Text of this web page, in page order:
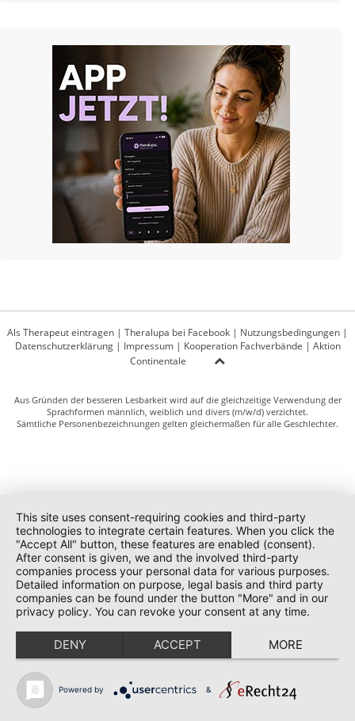
Als Therapeut eintragen | Theralupa bei Facebook | Nutzungsbedingungen |
Datenschutzerklärung| Impressum| Kooperation Fachverbände | Aktion
Continentale
Aus Gründen der besseren Lesbarkeit wird auf die gleichzeitige Verwendung der
Sprachformen männlich, weiblich und divers (m/w/d) verzichtet.
Sämtliche Personenbezeichnungen gelten gleichermaßen für alle Geschlechter.
This site uses consent-requiring cookies and third-party
technologies to integrate certain features. When you click the
"Accept All" button, these features are enabled (consent).
After consent is given, we and the involved third-party
companies process your personal data for various purposes.
Detailed information on purpose, legal basis and third party
companies can be found under the button "More" and in our
privacy policy. You can revoke your consent at any time.
DENY ACCEPT MORE
Powered by &